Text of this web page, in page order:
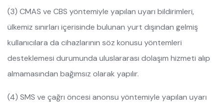
(3) CMAS ve CBS yöntemiyle yapılan uyarı bildirimleri,
ülkemiz sınırları içerisinde bulunan yurt dışından gelmiş
kullanıcılara da cihazlarının söz konusu yöntemleri
desteklemesi durumunda uluslararası dolaşım hizmeti alıp
almamasından bağımsız olarak yapılır.
(4) SMS ve çağrı öncesi anonsu yöntemiyle yapılan uyarı